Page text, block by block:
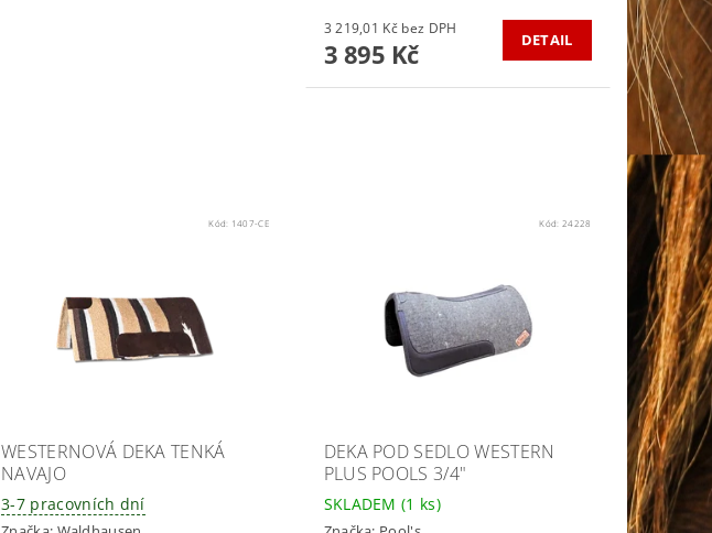
3 219,01 Kč bez DPH
3 895 Kč DETAIL
Kód: 1407-CE
WESTERNOVÁ DEKA TENKÁ
NAVAJO
3-7 pracovních dní
Kód:24228
DEKA POD SEDLO WESTERN
PLUS POOLS 3/4"
SKLADEM(1 ks)